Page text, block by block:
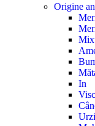
Origine
In